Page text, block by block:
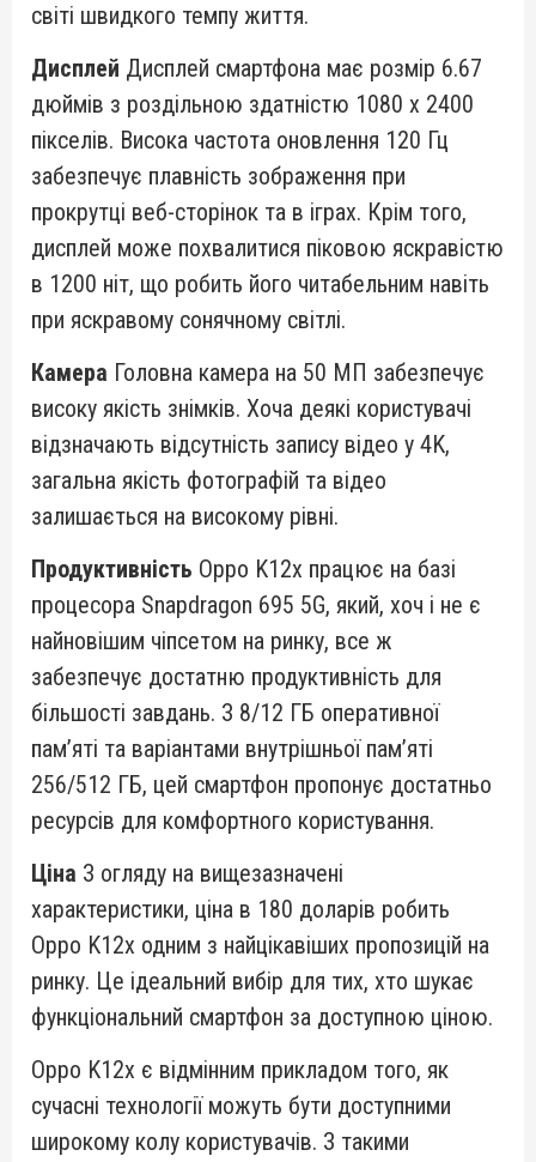
світі швидкого темпу життя.
Дисплей Дисплей смартфона має розмір 6.67
дюймів з роздільною здатністю 1080 x 2400
пікселів. Висока частота оновлення 120 Гц
забезпечує плавність зображення при
прокрутці веб-сторінок та в іграх. Крім того,
дисплей може похвалитися піковою яскравістю
в 1200 ніт, що робить його читабельним навіть
при яскравому сонячному світлі.
Камера Головна камера на 50 МП забезпечує
високу якість знімків. Хоча деякі користувачі
відзначають відсутність запису відео у 4K,
загальна якість фотографій та відео
залишається на високому рівні.
Продуктивність Oppo K12x працює на базі
процесора Snapdragon 695 5G, який, хоч і не є
найновішим чіпсетом на ринку, все ж
забезпечує достатню продуктивність для
більшості завдань. З 8/12 ГБ оперативної
пам’яті та варіантами внутрішньої пам’яті
256/512 ГБ, цей смартфон пропонує достатньо
ресурсів для комфортного користування.
Ціна З огляду на вищезазначені
характеристики, ціна в 180 доларів робить
Oppo K12x одним з найцікавіших пропозицій на
ринку. Це ідеальний вибір для тих, хто шукає
функціональний смартфон за доступною ціною.
Oppo K12x є відмінним прикладом того, як
сучасні технології можуть бути доступними
широкому колу користувачів. З такими